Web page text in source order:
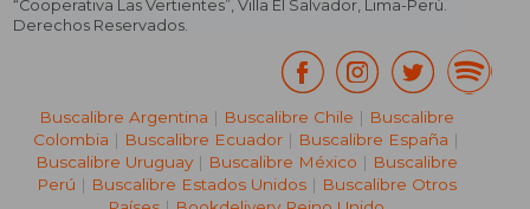
“Cooperativa Las Vertientes”, Villa El Salvador, Lima-Perú.
Derechos Reservados.
Buscalibre Argentina | Buscalibre Chile | Buscalibre
Colombia | Buscalibre Ecuador | Buscalibre España |
Buscalibre Uruguay| Buscalibre México | Buscalibre
Perú | Buscalibre Estados Unidos| Buscalibre Otros